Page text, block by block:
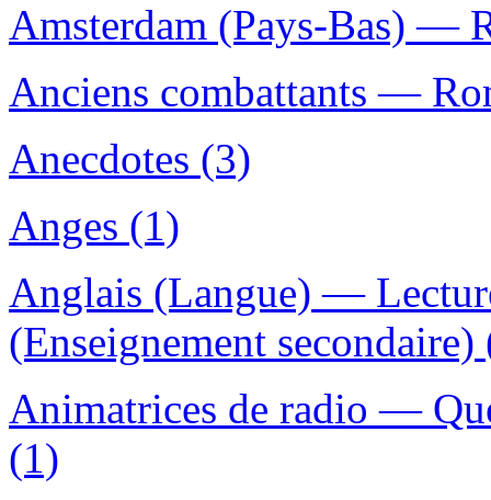
Amsterdam (Pays-Bas) —
Anciens combattants —
Anecdotes (3)
Anges (1)
Anglais (Langue) —
(Enseignement secondaire)
Animatrices de radio —
(1)